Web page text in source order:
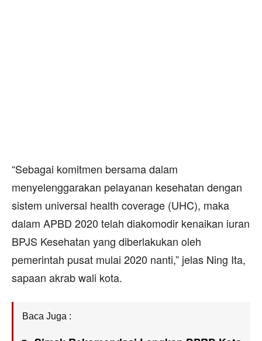
“Sebagai komitmen bersama dalam
menyelenggarakan pelayanan kesehatan dengan
sistem universal health coverage (UHC), maka
dalam APBD 2020 telah diakomodir kenaikan iuran
BPJS Kesehatan yang diberlakukan oleh
pemerintah pusat mulai 2020 nanti,” jelas Ning Ita,
sapaan akrab wali kota.
Baca Juga :